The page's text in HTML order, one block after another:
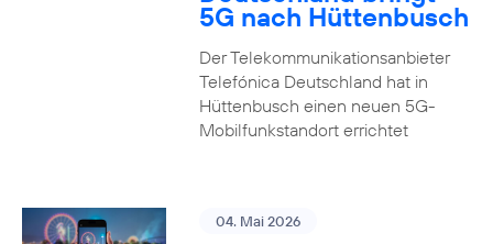
5G nach Hüttenbusch
Der Telekommunikationsanbieter
Telefónica Deutschland hat in
Hüttenbusch einen neuen 5G-
Mobilfunkstandort errichtet
04. Mai 2026